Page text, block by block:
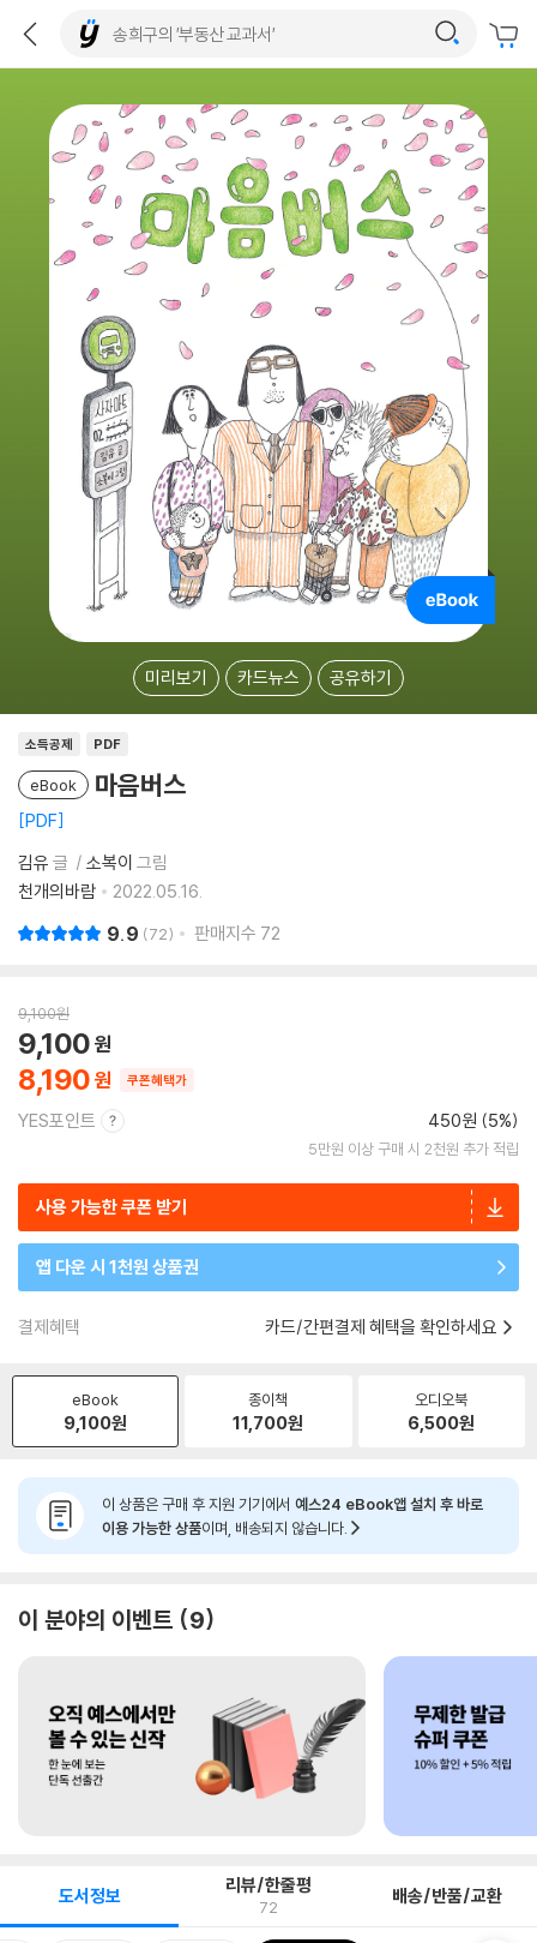
미리보기 카드뉴스 공유하기
소득공제 PDF
eBook 마음버스
PDF
김유 글 소복이 그림
천개의바람
2022.05.16.
9.9 72 판매지수 72
9,100원
8,190
9,100
쿠폰혜택가
YES포인트 450원 (5%)
5만원 이상 구매 시 2천원 추가 적립
사용 가능한 쿠폰 받기
앱 다운 시 1천원 상품권
결제혜택 카드/간편결제 혜택을 확인하세요
eBook
9,100원
종이책
11,700원
오디오북
6,500원
이 상품은 구매 후 지원 기기에서 예스24 eBook앱 설치 후 바로
이용 가능한 상품이며, 배송되지 않습니다.
이 분야의 이벤트 9
도서정보 리뷰/한줄평
72 배송/반품/교환